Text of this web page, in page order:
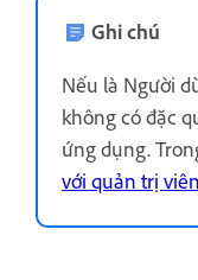
Ghi chú
Nếu là Người
không có đặc
ứng dụng.
với quản trị